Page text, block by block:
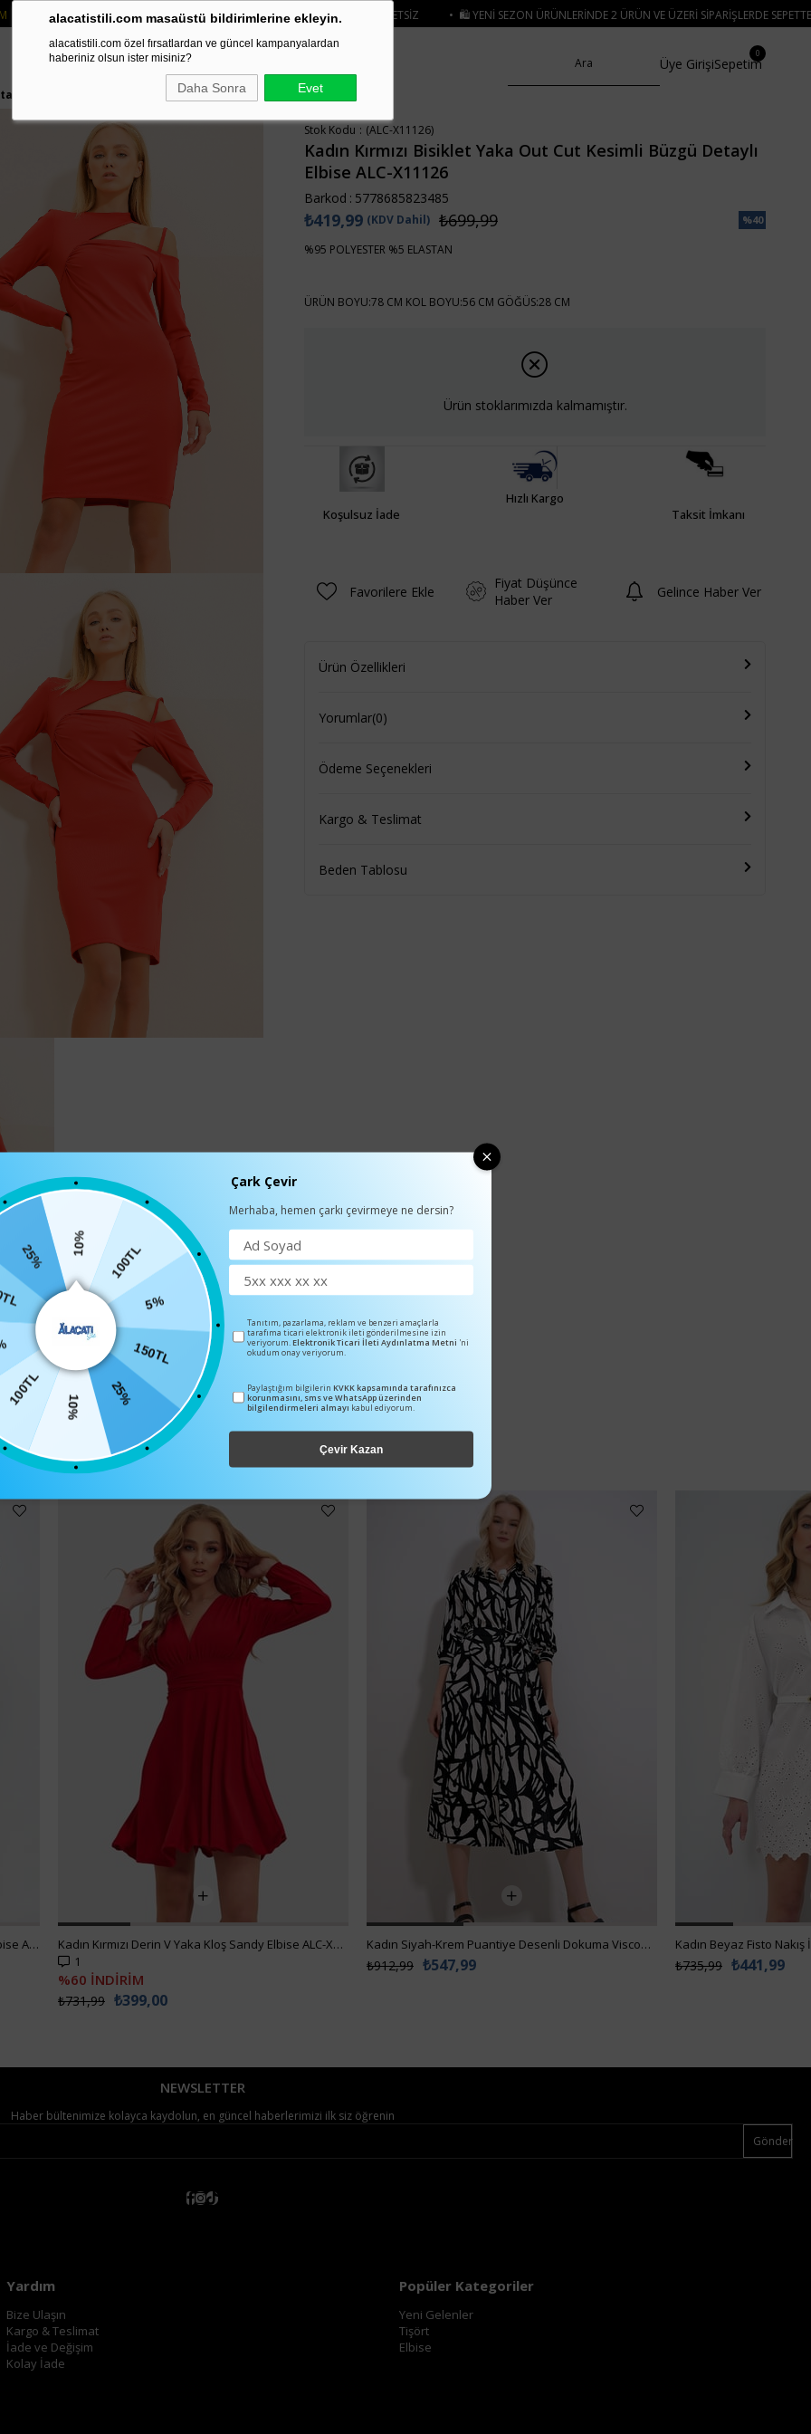
alacatistili.com masaüstü bildirimlerine ekleyin.
alacatistili.com özel fırsatlardan ve güncel kampanyalardan
haberiniz olsun ister misiniz?
Daha Sonra Evet
VE HAVALE ÖDEMELERINIZDE 750₺ ÜZERI KARGO ÜCRETSIZ • 🛍️ YENI SEZON ÜRÜNLERINDE 2 ÜRÜN VE ÜZERI SIPARIŞLERDE SEPETTE%15 İNDIRIM •
Üye GirişiSepetim
0
Elbise ALC-X11126
Stok Kodu (ALC-X11126)
Kadın Kırmızı Bisiklet Yaka Out Cut Kesimli Büzgü Detaylı
Elbise ALC-X11126
Barkod : 5778685823485
%40
₺699,99
₺419,99 (KDV Dahil)
%95 POLYESTER %5 ELASTAN
ÜRÜN BOYU:78 CM KOL BOYU:56 CM GÖĞÜS:28 CM
Ürün stoklarımızda kalmamıştır.
Koşulsuz İade
Hızlı Kargo
Taksit İmkanı
Favorilere Ekle
Fiyat Düşünce
Haber Ver
Gelince Haber Ver
Ürün Özellikleri
Yorumlar(0)
Ödeme Seçenekleri
Kargo & Teslimat
Beden Tablosu
BENZER ÜRÜNLER
Kadın Kırmızı V Yaka Beli Korse Detaylı Kloş Elbise ALC-X12153
Kadın Kırmızı Derin V Yaka Kloş Sandy Elbise ALC-X9420
1
%60 İNDİRİM
₺399,00
₺731,99
Kadın Siyah-Krem Puantiye Desenli Dokuma Viscon Gömlek Elbise ALC-X6247
₺547,99
₺912,99 ₺441,99
₺735,99
NEWSLETTER
Haber bültenimize kolayca kaydolun, en güncel haberlerimizi ilk siz öğrenin
Gönder
Yardım
Bize Ulaşın
Kargo & Teslimat
İade ve Değişim
Kolay İade
Popüler Kategoriler
Yeni Gelenler
Tişört
Elbise
10%
100TL
5%
150TL
25%
10%
100TL
25%
Çark Çevir
Merhaba, hemen çarkı çevirmeye ne dersin?
Tanıtım, pazarlama, reklam ve benzeri amaçlarla
tarafıma ticari elektronik ileti gönderilmesine izin
veriyorum. Elektronik Ticari İleti Aydınlatma Metni 'ni
okudum onay veriyorum.
Paylaştığım bilgilerin KVKK kapsamında tarafınızca
korunmasını, sms ve WhatsApp üzerinden
bilgilendirmeleri almayı kabul ediyorum.
Çevir Kazan